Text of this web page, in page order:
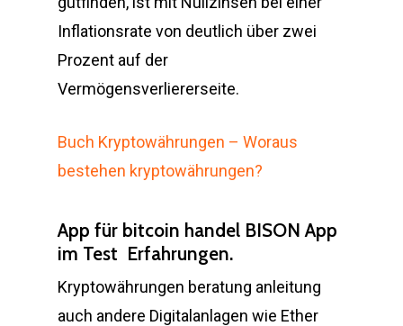
Inflationsrate von deutlich über zwei
Prozent auf der
Vermögensverliererseite.
Buch Kryptowährungen – Woraus
bestehen kryptowährungen?
App für bitcoin handel BISON App
im Test ️ Erfahrungen.
Kryptowährungen beratung anleitung
auch andere Digitalanlagen wie Ether